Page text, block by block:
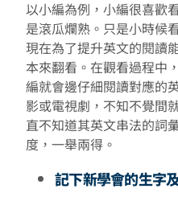
以小編為例，小編很喜歡
是滾瓜爛熟。只是小時候
現在為了提升英文的閱讀
本來翻看。在觀看過程中
編就會邊仔細閱讀對應的
影或電視劇，不知不覺間
直不知道其英文串法的詞
度，一舉兩得。
記下新學會的生字